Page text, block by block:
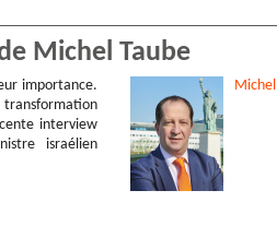
Michel Taube
importance.
interview
israélien
Michel